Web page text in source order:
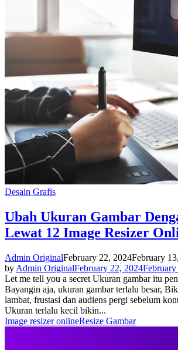
Desain Grafis
Ubah Ukuran Gambar
Lewat 12 Image Resizer
Admin OriginalFebruary 22, 2024February
by Admin OriginalFebruary 22, 2024
Let me tell you a secret Ukuran gambar itu
Bayangin aja, ukuran gambar terlalu besar,
lambat, frustasi dan audiens pergi sebelum
Ukuran terlalu kecil bikin...
Image resizer onlineResize Gambar